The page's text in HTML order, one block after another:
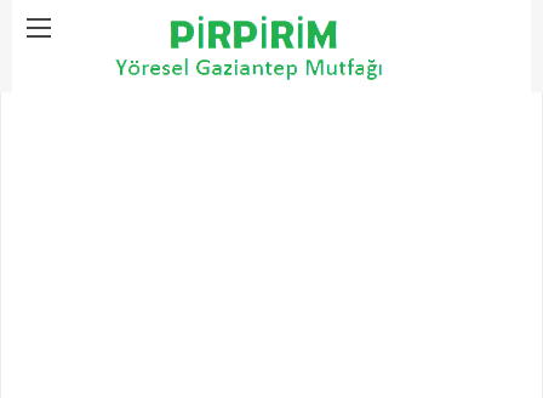
Home 4 Mevsim Yemekler Lebeniye Çorbası Tarifi